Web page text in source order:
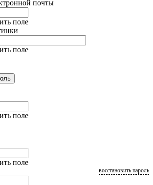
почты
поле
поле
поле
поле
восстановить пароль